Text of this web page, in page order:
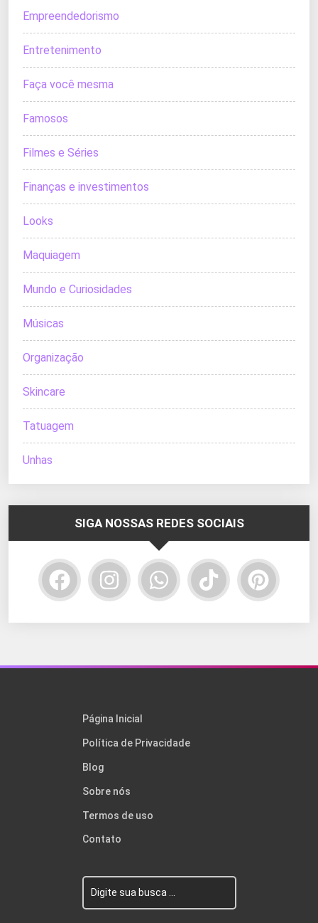
Empreendedorismo
Entretenimento
Faça você mesma
Famosos
Filmes e Séries
Finanças e investimentos
Looks
Maquiagem
Mundo e Curiosidades
Músicas
Organização
Skincare
Tatuagem
Unhas
SIGA NOSSAS REDES SOCIAIS
Página Inicial
Política de Privacidade
Blog
Sobre nós
Termos de uso
Contato